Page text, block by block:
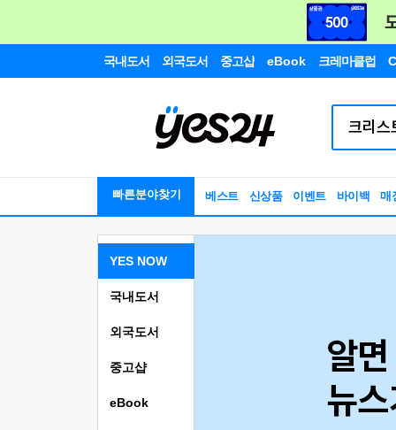
국내도서 외국도서 중고샵 eBook 크레마클럽
빠른분야찾기 베스트 신상품 이벤트 바이백 매
YES NOW
국내도서
외국도서
중고샵
eBook